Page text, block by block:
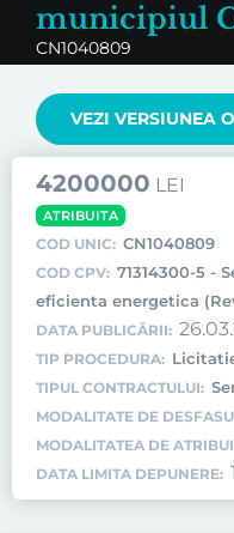
municipiul
CN1040809
VEZI VERSIUNEA
4200000 LEI
ATRIBUITA
COD UNIC: CN1040809
COD CPV: 71314300-5 -
eficienta energetica
DATA PUBLICĂRII:
TIP PROCEDURA:
TIPUL CONTRACTULUI:
MODALITATE DE
MODALITATEA DE
DATA LIMITA DEPUNERE: